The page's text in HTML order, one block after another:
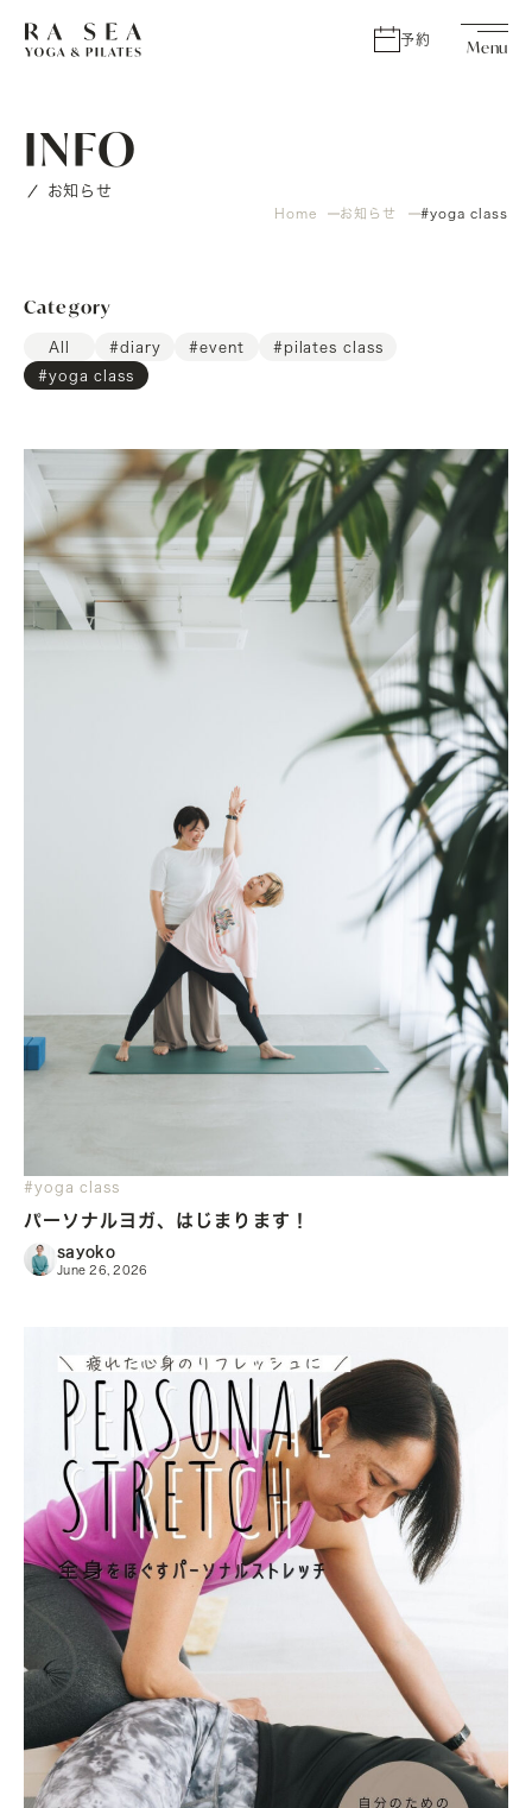
予約
INFO
お知らせ
Home お知らせ #yoga class
Category
All #diary #event
#pilates class
#yoga class
#yoga class
パーソナルヨガ、はじまります！
sayoko
June 26, 2026